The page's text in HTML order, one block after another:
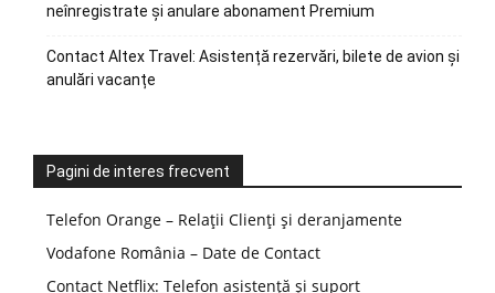
neînregistrate și anulare abonament Premium
Contact Altex Travel: Asistență rezervări, bilete de avion și
anulări vacanțe
Pagini de interes frecvent
Telefon Orange – Relații Clienți și deranjamente
Vodafone România – Date de Contact
Contact Netflix: Telefon asistență și suport